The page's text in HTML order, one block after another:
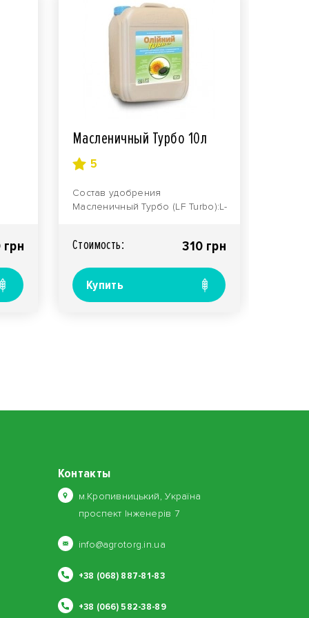
Масленичный Турбо 10л
5
Состав удобрения
Масленичный Турбо (LF Turbo):L-
Стоимость: 310 грн
Купить
Контакты
м.Кропивницький, Україна
проспект Інженерів 7
info@agrotorg.in.ua
+38 (068) 887-81-83
+38 (066) 582-38-89